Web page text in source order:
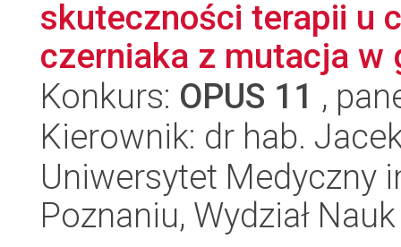
skuteczności terapii u
czerniaka z mutacja w
Konkurs: OPUS 11 ,
Kierownik: dr hab.
Uniwersytet Medyczny
Poznaniu, Wydział